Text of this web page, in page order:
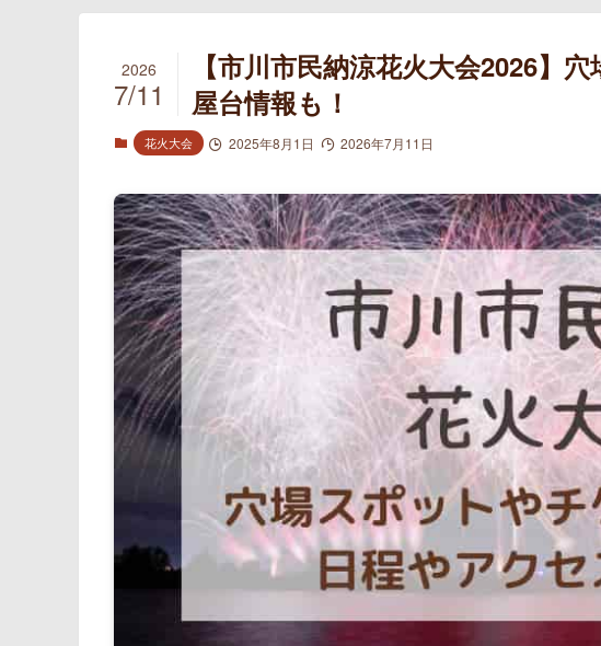
【市川市民納涼花火大会2026】
屋台情報も！
2026
7/11
花火大会 2025年8月1日 2026年7月11日